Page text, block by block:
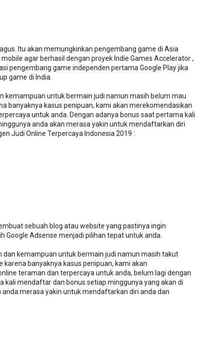
Itu akan memungkinkan pengembang game di Asia
agar berhasil dengan proyek Indie Games Accelerator ,
pengembang game independen pertama Google Play jika
game di India.
kemampuan untuk bermain judi namun masih belum mau
banyaknya kasus penipuan, kami akan merekomendasikan
untuk anda. Dengan adanya bonus saat pertama kali
anda akan merasa yakin untuk mendaftarkan diri
Judi Online Terpercaya Indonesia 2019 :
sebuah blog atau website yang pastinya ingin
Google Adsense menjadi pilihan tepat untuk anda.
dan kemampuan untuk bermain judi namun masih takut
karena banyaknya kasus penipuan, kami akan
teraman dan terpercaya untuk anda, belum lagi dengan
kali mendaftar dan bonus setiap minggunya yang akan di
merasa yakin untuk mendaftarkan diri anda dan